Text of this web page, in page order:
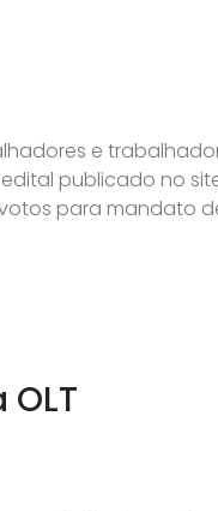
e
publicado no
para mandato